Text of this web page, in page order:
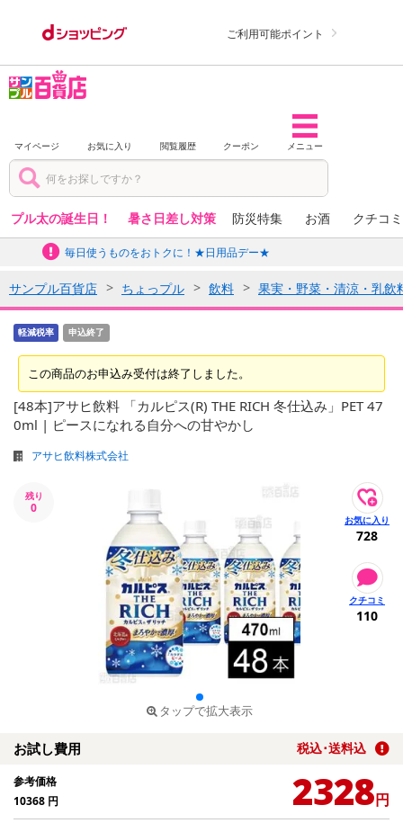
ご利用可能ポイント
マイページ お気に入り 閲覧履歴 クーポン メニュー
プル太の誕生日！ 暑さ日差し対策 防災特集 お酒 クチコ
毎日使うものをおトクに！★日用品デー★
サンプル百貨店 ちょっプル 飲料 果実・野菜・清涼・乳飲
軽減税率 申込終了
この商品のお申込み受付は終了しました。
[48本]アサヒ飲料 「カルピス(R) THE RICH 冬仕込み」PET 47
0ml | ピースになれる自分への甘やかし
アサヒ飲料株式会社
残り
0
タップで拡大表示
728
110
お試し費用 税込･送料込
参考価格
10368 円 2328円